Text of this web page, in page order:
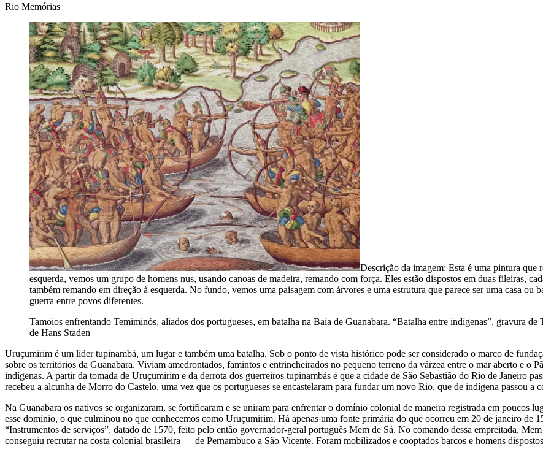
Rio Memórias
Descrição da imagem: Esta é uma pintura que
esquerda, vemos um grupo de homens nus, usando canoas de madeira, remando com força. Eles estão dispostos em duas fileiras,
também remando em direção à esquerda. No fundo, vemos uma paisagem com árvores e uma estrutura que parece ser uma casa ou
guerra entre povos diferentes.
Tamoios enfrentando Temiminós, aliados dos portugueses, em batalha na Baía de Guanabara. “Batalha entre indígenas”, gravura
de Hans Staden
Uruçumirim é um líder tupinambá, um lugar e também uma batalha. Sob o ponto de vista histórico pode ser considerado o marco de
sobre os territórios da Guanabara. Viviam amedrontados, famintos e entrincheirados no pequeno terreno da várzea entre o mar aberto e o
indígenas. A partir da tomada de Uruçumirim e da derrota dos guerreiros tupinambás é que a cidade de São Sebastião do Rio de Janeiro
recebeu a alcunha de Morro do Castelo, uma vez que os portugueses se encastelaram para fundar um novo Rio, que de indígena passou a
Na Guanabara os nativos se organizaram, se fortificaram e se uniram para enfrentar o domínio colonial de maneira registrada em poucos
esse domínio, o que culminou no que conhecemos como Uruçumirim. Há apenas uma fonte primária do que ocorreu em 20 de janeiro de
“Instrumentos de serviços”, datado de 1570, feito pelo então governador-geral português Mem de Sá. No comando dessa empreitada,
conseguiu recrutar na costa colonial brasileira — de Pernambuco a São Vicente. Foram mobilizados e cooptados barcos e homens